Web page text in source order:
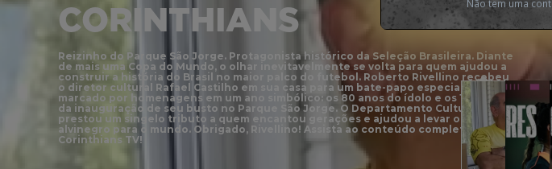
CORINTHIANS
Reizinho do Parque São Jorge. Protagonista histórico da Seleção Brasileira. Diante
de mais uma Copa do Mundo, o olhar inevitavelmente se volta para quem ajudou a
construir a história do Brasil no maior palco do futebol. Roberto Rivellino recebeu
o diretor cultural Rafael Castilho em sua casa para um bate-papo especial,
marcado por homenagens em um ano simbólico: os 80 anos do ídolo e os 12 anos
da inauguração de seu busto no Parque São Jorge. O Departamento Cultural
prestou um singelo tributo a quem encantou gerações e ajudou a levar o
alvinegro para o mundo. Obrigado, Rivellino! Assista ao conteúdo completo na
Corinthians TV!
Não tem uma